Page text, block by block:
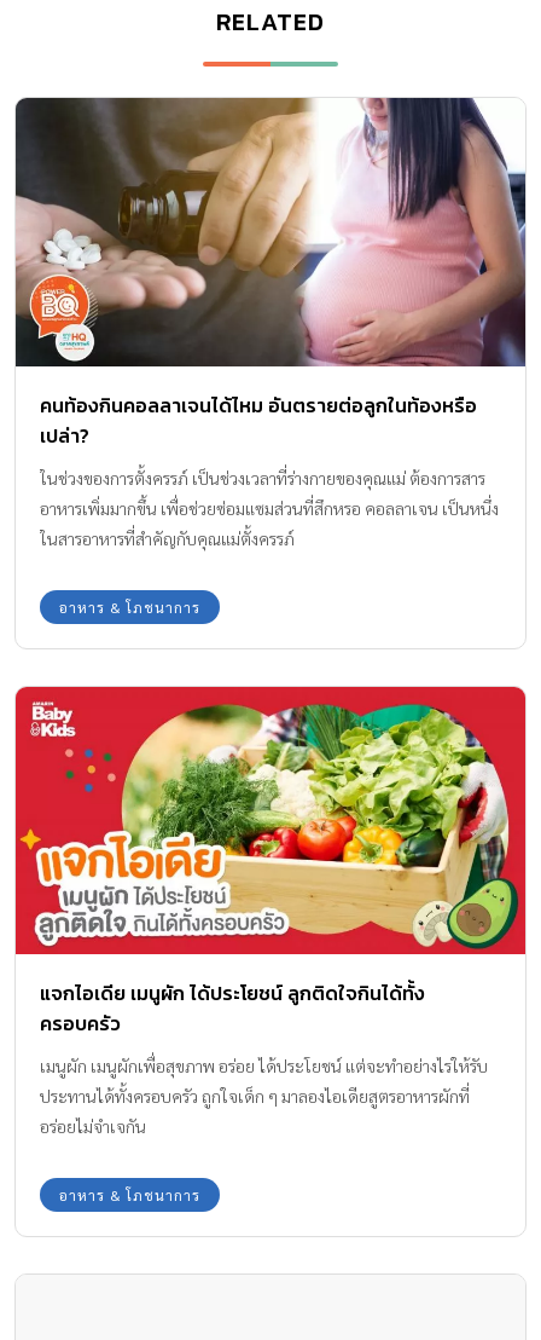
RELATED
คนท้องกินคอลลาเจนได้ไหม อันตรายต่อลูกในท้องหรือ
เปล่า?
ในช่วงของการตั้งครรภ์ เป็นช่วงเวลาที่ร่างกายของคุณแม่ ต้องการสาร
อาหารเพิ่มมากขึ้น เพื่อช่วยซ่อมแซมส่วนที่สึกหรอ คอลลาเจน เป็นหนึ่ง
ในสารอาหารที่สำคัญกับคุณแม่ตั้งครรภ์
อาหาร & โภชนาการ
แจกไอเดีย เมนูผัก ได้ประโยชน์ ลูกติดใจกินได้ทั้ง
ครอบครัว
เมนูผัก เมนูผักเพื่อสุขภาพ อร่อย ได้ประโยชน์ แต่จะทำอย่างไรให้รับ
ประทานได้ทั้งครอบครัว ถูกใจเด็ก ๆ มาลองไอเดียสูตรอาหารผักที่
อร่อยไม่จำเจกัน
อาหาร & โภชนาการ